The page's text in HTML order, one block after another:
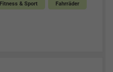
Fitness & Sport Fahrräder